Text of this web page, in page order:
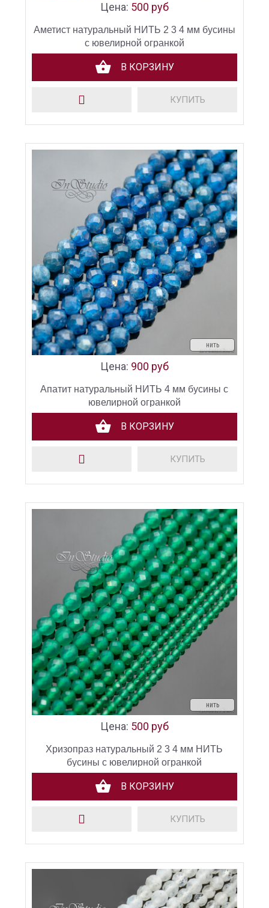
Цена: 500 руб
Аметист натуральный НИТЬ 2 3 4 мм бусины
с ювелирной огранкой
В КОРЗИНУ
КУПИТЬ
нить
Цена: 900 руб
Апатит натуральный НИТЬ 4 мм бусины с
ювелирной огранкой
В КОРЗИНУ
КУПИТЬ
нить
Цена: 500 руб
Хризопраз натуральный 2 3 4 мм НИТЬ
бусины с ювелирной огранкой
В КОРЗИНУ
КУПИТЬ